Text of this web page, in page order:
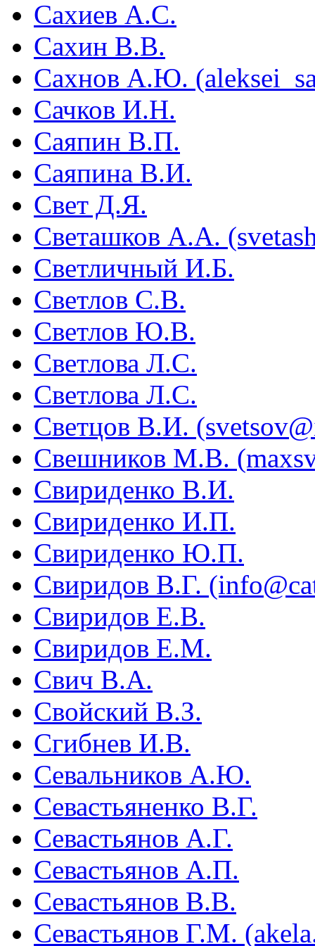
Сахиев А.С.
Сахин В.В.
Сахнов А.Ю.
Сачков И.Н.
Саяпин В.П.
Саяпина В.И.
Свет Д.Я.
Светашков А.А.
Светличный И.Б.
Светлов С.В.
Светлов Ю.В.
Светлова Л.С.
Светлова Л.С.
Светцов В.И.
Свешников М.В.
Свириденко В.И.
Свириденко И.П.
Свириденко Ю.П.
Свиридов В.Г.
Свиридов Е.В.
Свиридов Е.М.
Свич В.А.
Свойский В.З.
Сгибнев И.В.
Севальников А.Ю.
Севастьяненко В.Г.
Севастьянов А.Г.
Севастьянов А.П.
Севастьянов В.В.
Севастьянов Г.М.